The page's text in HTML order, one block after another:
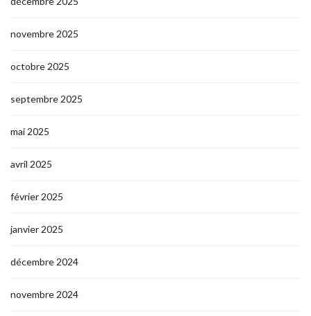
novembre 2025
octobre 2025
septembre 2025
mai 2025
avril 2025
février 2025
janvier 2025
décembre 2024
novembre 2024